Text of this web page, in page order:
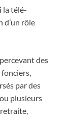
la télé-
d’un rôle
des
fonciers,
par des
plusieurs